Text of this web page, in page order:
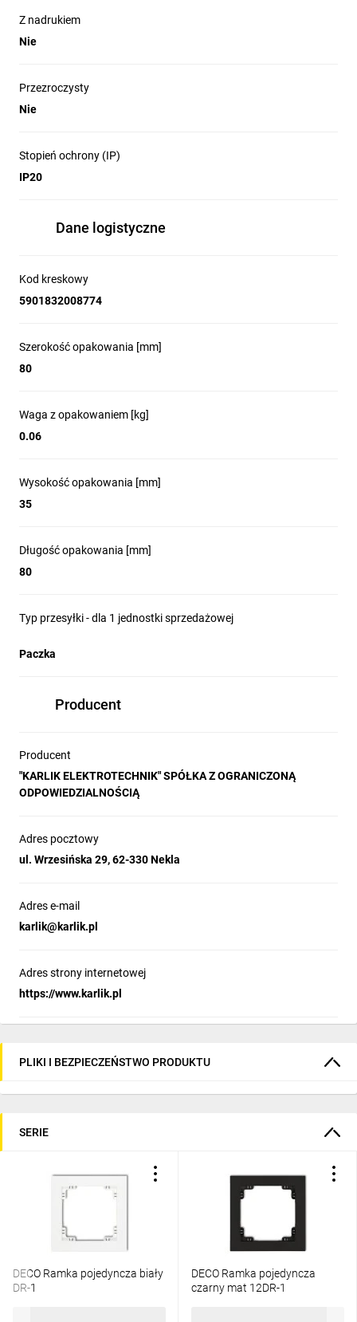
Z nadrukiem
Nie
Przezroczysty
Nie
Stopień ochrony (IP)
IP20
Dane logistyczne
Kod kreskowy
5901832008774
Szerokość opakowania [mm]
80
Waga z opakowaniem [kg]
0.06
Wysokość opakowania [mm]
35
Długość opakowania [mm]
80
Typ przesyłki - dla 1 jednostki sprzedażowej
Paczka
Producent
Producent
"KARLIK ELEKTROTECHNIK" SPÓŁKA Z OGRANICZONĄ
ODPOWIEDZIALNOŚCIĄ
Adres pocztowy
ul. Wrzesińska 29, 62-330 Nekla
Adres e-mail
karlik@karlik.pl
Adres strony internetowej
https://www.karlik.pl
PLIKI I BEZPIECZEŃSTWO PRODUKTU
SERIE
DECO Ramka pojedyncza biały
DR-1
DECO Ramka pojedyncza
czarny mat 12DR-1